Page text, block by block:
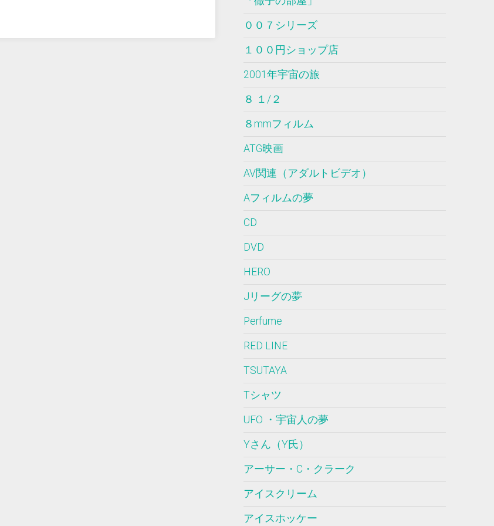
００７シリーズ
１００円ショップ店
2001年宇宙の旅
８ １/２
８mmフィルム
ATG映画
AV関連（アダルトビデオ）
Aフィルムの夢
CD
DVD
HERO
Jリーグの夢
Perfume
RED LINE
TSUTAYA
Tシャツ
UFO ・宇宙人の夢
Yさん（Y氏）
アーサー・C・クラーク
アイスクリーム
アイスホッケー